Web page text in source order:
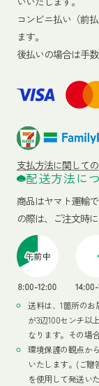
コンビニ払い（前
ます。
後払いの場合は手数
支払方法に関して
配送方法に
商品はヤマト運輸
の際は、ご注文時
送料は、1箇所の
が3辺100センチ以
なります。その場
環境保護の観点か
いたします。(ご
を使用して発送い